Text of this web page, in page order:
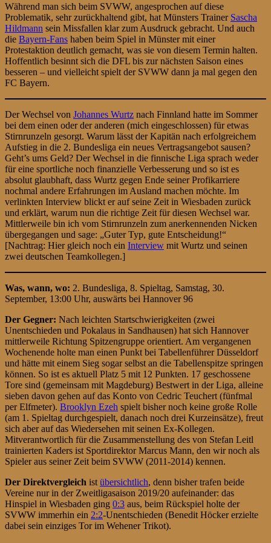
Während man sich beim SVWW, angesprochen auf diese
Problematik, sehr zurückhaltend gibt, hat Münsters Trainer Sascha
Hildmann sein Missfallen klar zum Ausdruck gebracht. Und auch
die Bayern-Fans haben beim Spiel in Münster mit einer
Protestaktion deutlich gemacht, was sie von diesem Termin halten.
Hoffentlich besinnt sich die DFL bis zur nächsten Saison eines
besseren – und vielleicht spielt der SVWW dann ja mal gegen den
FC Bayern.
Der Wechsel von Johannes Wurtz nach Finnland hatte im Sommer
bei dem einen oder der anderen (mich eingeschlossen) für etwas
Stirnrunzeln gesorgt. Warum lässt der Kapitän nach erfolgreichem
Aufstieg in die 2. Bundesliga ein neues Vertragsangebot sausen?
Geht’s ums Geld? Der Wechsel in die finnische Liga sprach weder
für eine sportliche noch finanzielle Verbesserung und so ist es
absolut glaubhaft, dass Wurtz gegen Ende seiner Profikarriere
nochmal andere Erfahrungen im Ausland machen möchte. Im
verlinkten Interview blickt er auf seine Zeit in Wiesbaden zurück
und erklärt, warum nun die richtige Zeit für diesen Wechsel war.
Mittlerweile bin ich vom Stirnrunzeln zum anerkennenden Nicken
übergegangen und sage: „Guter Typ, gute Entscheidung!“
[Nachtrag: Hier gleich noch ein Interview mit Wurtz und seinen
zwei deutschen Teamkollegen.]
Was, wann, wo: 2. Bundesliga, 8. Spieltag, Samstag, 30.
September, 13:00 Uhr, auswärts bei Hannover 96
Der Gegner: Nach leichten Startschwierigkeiten (zwei
Unentschieden und Pokalaus in Sandhausen) hat sich Hannover
mittlerweile Richtung Spitzengruppe orientiert. Am vergangenen
Wochenende holte man einen Punkt bei Tabellenführer Düsseldorf
und hätte mit einem Sieg sogar selbst an die Tabellenspitze springen
können. So ist es aktuell Platz 5 mit 12 Punkten. 17 geschossene
Tore sind (gemeinsam mit Magdeburg) Bestwert in der Liga, alleine
sieben davon gehen auf das Konto von Cedric Teuchert (fünfmal
per Elfmeter). Brooklyn Ezeh spielt bisher noch keine große Rolle
(am 1. Spieltag durchgespielt, danach noch drei Kurzeinsätze), freut
sich aber auf das Wiedersehen mit seinen Ex-Kollegen.
Mitverantwortlich für die Zusammenstellung des von Stefan Leitl
trainierten Kaders ist Sportdirektor Marcus Mann, den wir noch als
Spieler aus seiner Zeit beim SVWW (2011-2014) kennen.
Der Direktvergleich ist übersichtlich, denn bisher trafen beide
Vereine nur in der Zweitligasaison 2019/20 aufeinander: das
Hinspiel in Wiesbaden ging 0:3 aus, beim Rückspiel holte der
SVWW immerhin ein 2:2-Unentschieden (Benedit Höcker erzielte
dabei sein einziges Tor im Wehener Trikot).